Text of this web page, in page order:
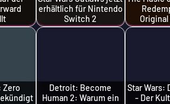
erhältlich für Nintendo
Switch 2
Zero
Detroit: Become
Human 2: Warum ein
Star Wars:
- Der